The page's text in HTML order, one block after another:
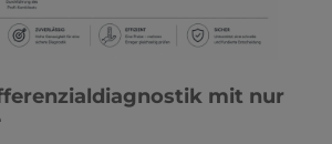
mit nur